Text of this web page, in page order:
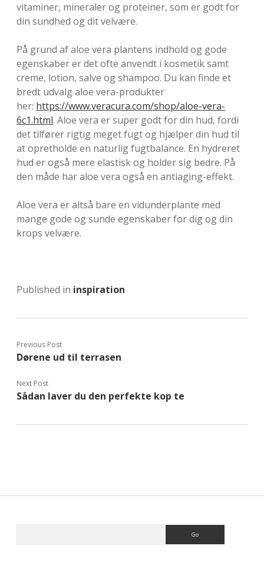
vitaminer, mineraler og proteiner, som er godt for
din sundhed og dit velvære.
På grund af aloe vera plantens indhold og gode
egenskaber er det ofte anvendt i kosmetik samt
creme, lotion, salve og shampoo. Du kan finde et
bredt udvalg aloe vera-produkter
her: https://www.veracura.com/shop/aloe-vera-
6c1.html. Aloe vera er super godt for din hud, fordi
det tilfører rigtig meget fugt og hjælper din hud til
at opretholde en naturlig fugtbalance. En hydreret
hud er også mere elastisk og holder sig bedre. På
den måde har aloe vera også en antiaging-effekt.
Aloe vera er altså bare en vidunderplante med
mange gode og sunde egenskaber for dig og din
krops velvære.
Published in inspiration
Previous Post
Dørene ud til terrasen
Next Post
Sådan laver du den perfekte kop te